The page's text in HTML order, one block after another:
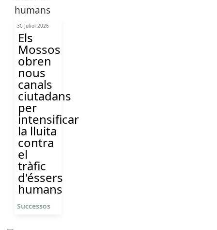
30 Juliol 2026
Els
Mossos
obren
nous
canals
ciutadans
per
intensificar
la lluita
contra
el
tràfic
d'éssers
humans
Successos